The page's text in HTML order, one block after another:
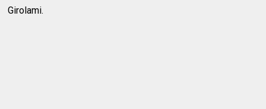
Girolami.